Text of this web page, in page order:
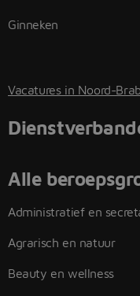
Ginneken
Vacatures in Noord-
Alle
Administratief en
Agrarisch en natuur
Beauty en wellness